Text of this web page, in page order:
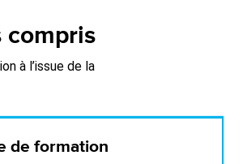
compris
à l’issue de la
de formation